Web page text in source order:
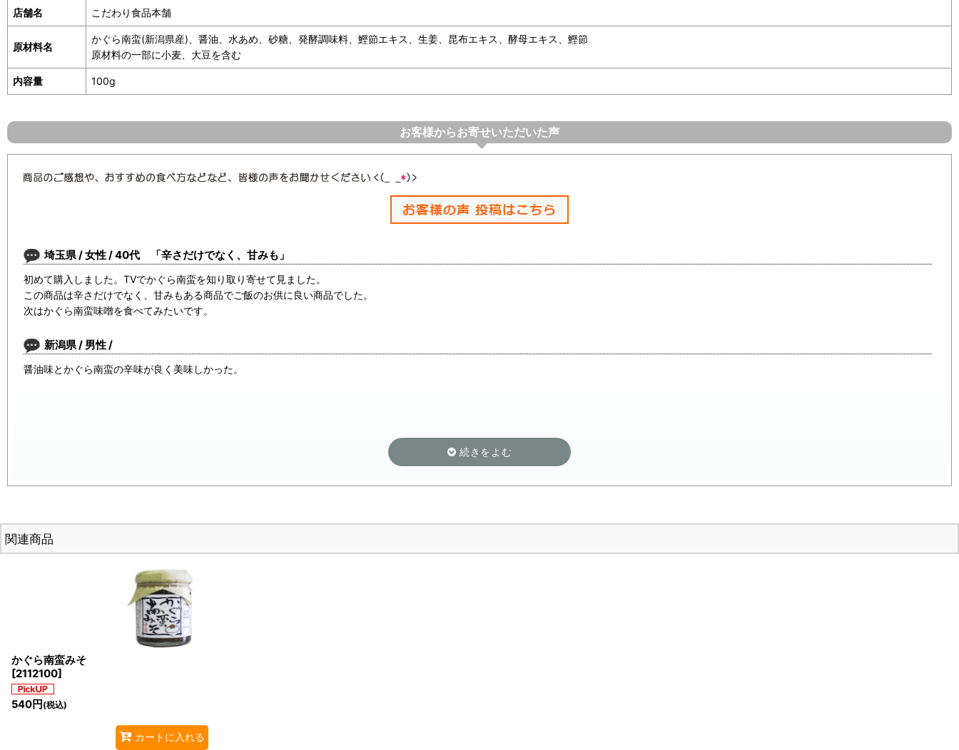
店舗名 こだわり食品本舗
原材料名
かぐら南蛮(新潟県産)、醤油、水あめ、砂糖、発酵調味料、鰹節エキス、生姜、昆布エキス、酵母エキス、鰹節
原材料の一部に小麦、大豆を含む
内容量 100g
お客様からお寄せいただいた声
埼玉県 / 女性 / 40代 「辛さだけでなく、甘みも」
初めて購入しました。TVでかぐら南蛮を知り取り寄せて見ました。
この商品は辛さだけでなく、甘みもある商品でご飯のお供に良い商品でした。
次はかぐら南蛮味噌を食べてみたいです。
新潟県 / 男性 /
醤油味とかぐら南蛮の辛味が良く美味しかった。
関連商品
かぐら南蛮みそ
[2112100]
540円 (税込)
カートに入れる